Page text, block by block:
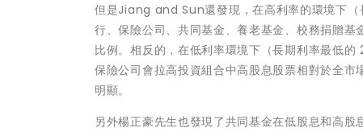
但是Jiang and Sun還發現，在高利率的環境下（
行、保險公司、共同基金、養老基金、校務捐贈
比例。相反的，在低利率環境下（長期利率最低
保險公司會拉高投資組合中高股息股票相對於全
明顯。
另外楊正豪先生也發現了共同基金在低股息和高